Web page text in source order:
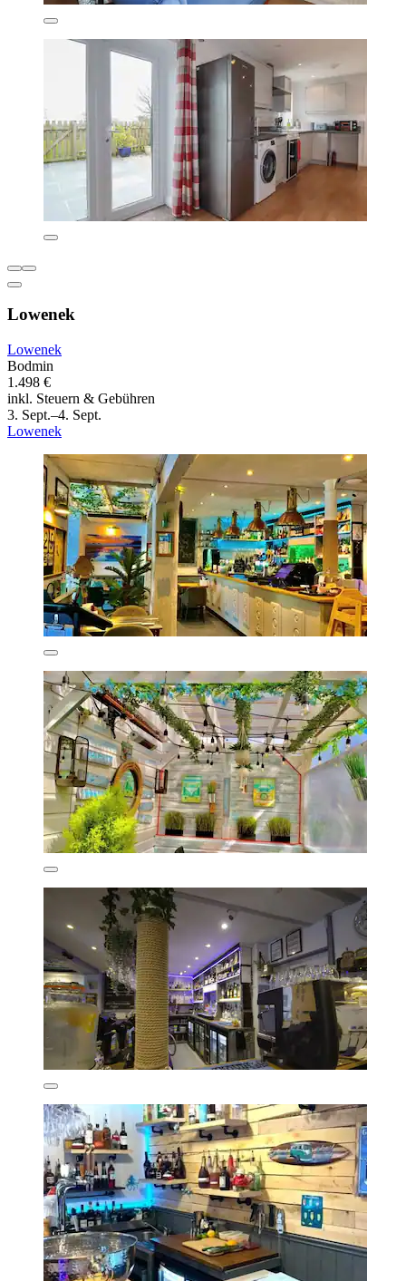
Lowenek
Lowenek
Bodmin
1.498 €
inkl. Steuern & Gebühren
3. Sept.–4. Sept.
Lowenek